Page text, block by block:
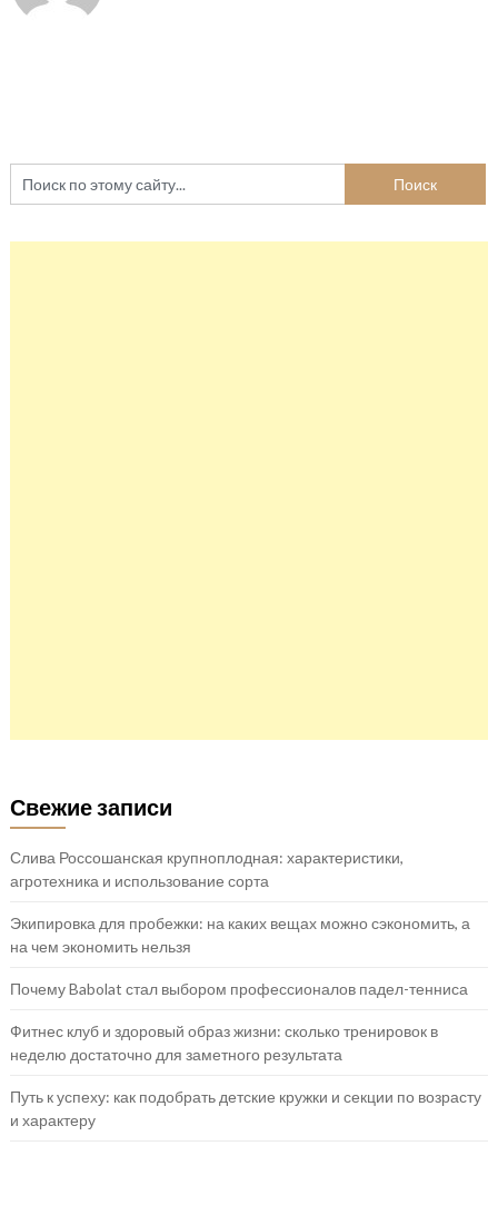
Свежие записи
Слива Россошанская крупноплодная: характеристики,
агротехника и использование сорта
Экипировка для пробежки: на каких вещах можно сэкономить, а
на чем экономить нельзя
Почему Babolat стал выбором профессионалов падел-тенниса
Фитнес клуб и здоровый образ жизни: сколько тренировок в
неделю достаточно для заметного результата
Путь к успеху: как подобрать детские кружки и секции по возрасту
и характеру